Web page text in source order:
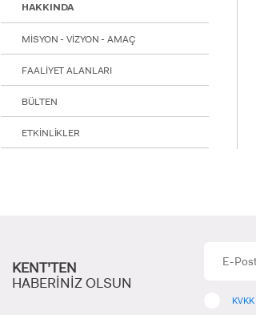
HAKKINDA
MİSYON - VİZYON - AMAÇ
FAALİYET ALANLARI
BÜLTEN
ETKİNLİKLER
KENT’TEN
HABERİNİZ OLSUN
KVKK